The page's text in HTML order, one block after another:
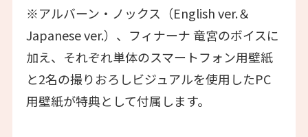
※アルバーン・ノックス（English ver.＆
Japanese ver.）、フィナーナ 竜宮のボイスに
加え、それぞれ単体のスマートフォン用壁紙
と2名の撮りおろしビジュアルを使用したPC
用壁紙が特典として付属します。